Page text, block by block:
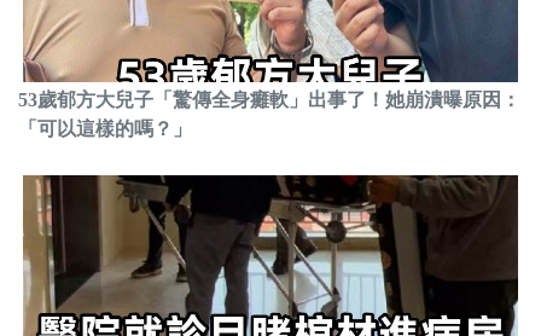
53歲郁方大兒子「驚傳全身癱軟」出事了！她崩潰曝原因：
「可以這樣的嗎？」